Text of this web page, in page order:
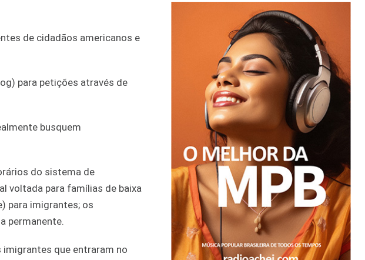
de cidadãos americanos e
para petições através de
busquem
do sistema de
voltada para famílias de baixa
para imigrantes; os
permanente.
imigrantes que entraram no